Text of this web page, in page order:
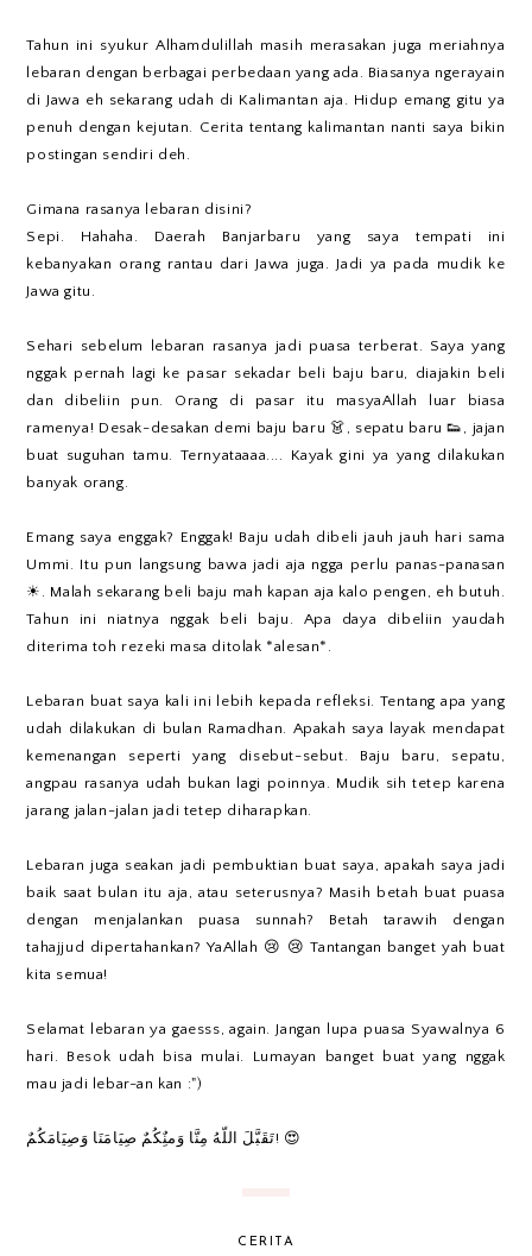
Tahun ini syukur Alhamdulillah masih merasakan juga meriahnya
lebaran dengan berbagai perbedaan yang ada. Biasanya ngerayain
di Jawa eh sekarang udah di Kalimantan aja. Hidup emang gitu ya
penuh dengan kejutan. Cerita tentang kalimantan nanti saya bikin
postingan sendiri deh.
Gimana rasanya lebaran disini?
Sepi. Hahaha. Daerah Banjarbaru yang saya tempati ini
kebanyakan orang rantau dari Jawa juga. Jadi ya pada mudik ke
Jawa gitu.
Sehari sebelum lebaran rasanya jadi puasa terberat. Saya yang
nggak pernah lagi ke pasar sekadar beli baju baru, diajakin beli
dan dibeliin pun. Orang di pasar itu masyaAllah luar biasa
ramenya! Desak-desakan demi baju baru 👗, sepatu baru 👟, jajan
buat suguhan tamu. Ternyataaaa.... Kayak gini ya yang dilakukan
banyak orang.
Emang saya enggak? Enggak! Baju udah dibeli jauh jauh hari sama
Ummi. Itu pun langsung bawa jadi aja ngga perlu panas-panasan
☀. Malah sekarang beli baju mah kapan aja kalo pengen, eh butuh.
Tahun ini niatnya nggak beli baju. Apa daya dibeliin yaudah
diterima toh rezeki masa ditolak *alesan*.
Lebaran buat saya kali ini lebih kepada refleksi. Tentang apa yang
udah dilakukan di bulan Ramadhan. Apakah saya layak mendapat
kemenangan seperti yang disebut-sebut. Baju baru, sepatu,
angpau rasanya udah bukan lagi poinnya. Mudik sih tetep karena
jarang jalan-jalan jadi tetep diharapkan.
Lebaran juga seakan jadi pembuktian buat saya, apakah saya jadi
baik saat bulan itu aja, atau seterusnya? Masih betah buat puasa
dengan menjalankan puasa sunnah? Betah tarawih dengan
tahajjud dipertahankan? YaAllah 😢 😢 Tantangan banget yah buat
kita semua!
Selamat lebaran ya gaesss, again. Jangan lupa puasa Syawalnya 6
hari. Besok udah bisa mulai. Lumayan banget buat yang nggak
mau jadi lebar-an kan :")
تَقَبَّلَ اللّهُ مِنَّا وَمنٌِكُمٌ صِيَامَنَا وَصِيَامَكُمٌ! 😍
CERITA